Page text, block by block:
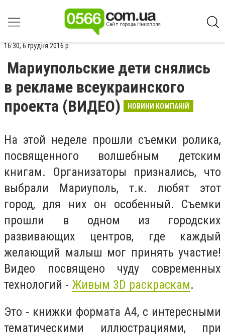
16:30, 6 грудня 2016 р.
Мариупольские дети снялись
в рекламе всеукраинского
проекта (ВИДЕО)
НОВИНИ КОМПАНІЙ
На этой неделе прошли съемки ролика,
посвященного волшебным детским
книгам. Организаторы признались, что
выбрали Мариуполь, т.к. любят этот
город, для них он особенный. Съемки
прошли в одном из городских
развивающих центров, где каждый
желающий малыш мог принять участие!
Видео посвящено чуду современных
технологий - Живым 3D раскраскам.
Это - книжки формата А4, с интересными
тематическими иллюстрациями, при